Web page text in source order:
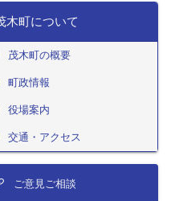
木町について
茂木町の概要
町政情報
役場案内
交通・アクセス
ご意見ご相談